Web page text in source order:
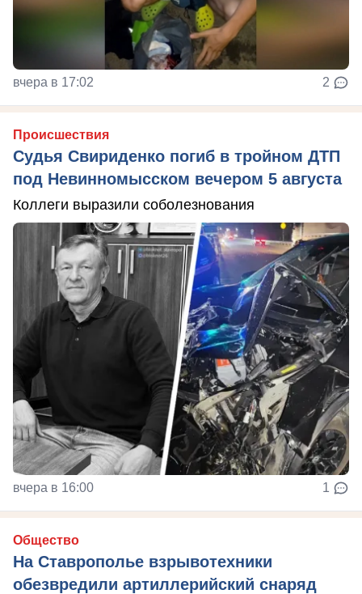
вчера в 17:02 2
Происшествия
Судья Свириденко погиб в тройном ДТП
под Невинномысском вечером 5 августа
Коллеги выразили соболезнования
вчера в 16:00 1
Общество
На Ставрополье взрывотехники
обезвредили артиллерийский снаряд